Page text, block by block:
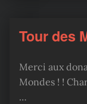
Tour des
Merci aux
Mondes ! !
…